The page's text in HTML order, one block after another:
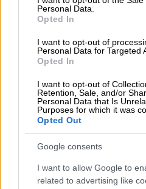
Personal Data.
Opted In
I want to opt-out of
Personal Data for Targeted
Opted In
I want to opt-out of
Retention, Sale, and/or
Personal Data that Is
Purposes for which it was
Opted Out
Google consents
I want to allow Google to
related to advertising like
εξέλιξη».
πανεπιστημίουNicola
ήταν «εξαιρετικά
Πέτγκρειβ για
Εισαγγελία. Η
School of Economics,
Newsweek: «Από όσα
φαίνεται πολύ απίθανο
ανθρωποκτονία